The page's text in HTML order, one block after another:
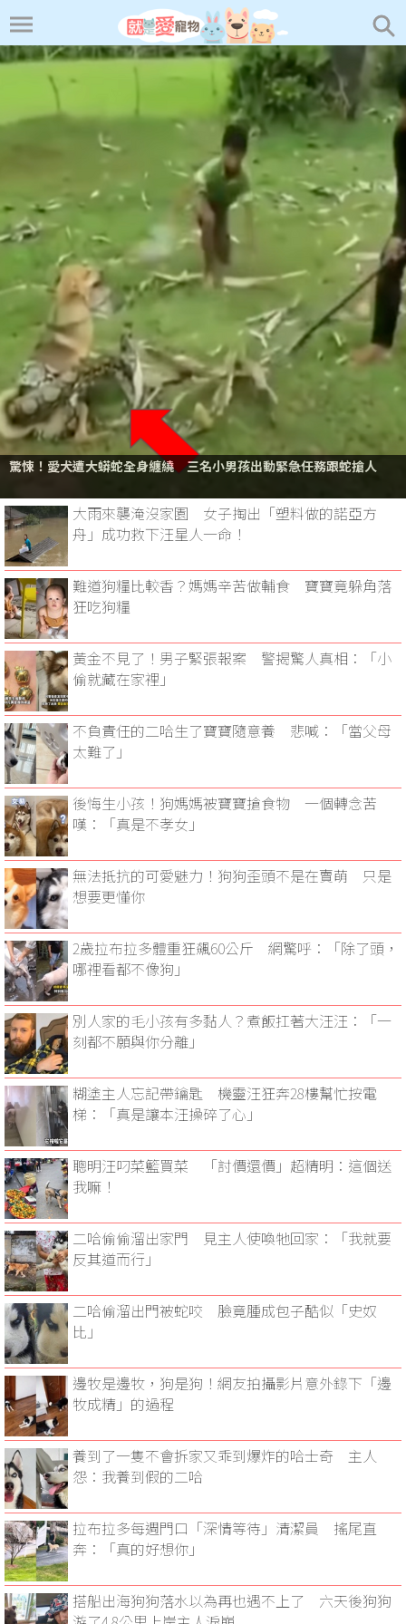
驚悚！愛犬遭大蟒蛇全身纏繞 三名小男孩出動緊急任務跟蛇搶人
大雨來襲淹沒家園 女子掏出「塑料做的諾亞方
舟」成功救下汪星人一命！
難道狗糧比較香？媽媽辛苦做輔食 寶寶竟躲角落
狂吃狗糧
黃金不見了！男子緊張報案 警揭驚人真相：「小
偷就藏在家裡」
不負責任的二哈生了寶寶隨意養 悲喊：「當父母
太難了」
後悔生小孩！狗媽媽被寶寶搶食物 一個轉念苦
嘆：「真是不孝女」
無法抵抗的可愛魅力！狗狗歪頭不是在賣萌 只是
想要更懂你
2歲拉布拉多體重狂飆60公斤 網驚呼：「除了頭，
哪裡看都不像狗」
別人家的毛小孩有多黏人？煮飯扛著大汪汪：「一
刻都不願與你分離」
糊塗主人忘記帶鑰匙 機靈汪狂奔28樓幫忙按電
梯：「真是讓本汪操碎了心」
聰明汪叼菜籃買菜 「討價還價」超精明：這個送
我嘛！
二哈偷偷溜出家門 見主人使喚牠回家：「我就要
反其道而行」
二哈偷溜出門被蛇咬 臉竟腫成包子酷似「史奴
比」
邊牧是邊牧，狗是狗！網友拍攝影片意外錄下「邊
牧成精」的過程
養到了一隻不會拆家又乖到爆炸的哈士奇 主人
怨：我養到假的二哈
拉布拉多每週門口「深情等待」清潔員 搖尾直
奔：「真的好想你」
搭船出海狗狗落水以為再也遇不上了 六天後狗狗